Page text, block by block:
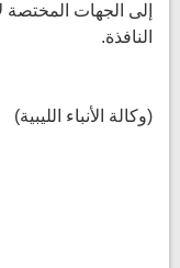
إلى الجهات المختصة
النافذة.
(وكالة الأنباء الليبية)